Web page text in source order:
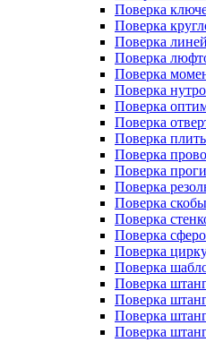
Поверка
Поверка
Поверка
Поверка
Поверка
Поверка
Поверка
Поверка
Поверка
Поверка
Поверка
Поверка
Поверка скобы
Поверка
Поверка
Поверка
Поверка
Поверка
Поверка
Поверка
Поверка